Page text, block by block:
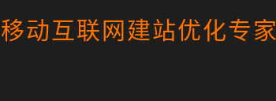
移动互联网建站优化专家